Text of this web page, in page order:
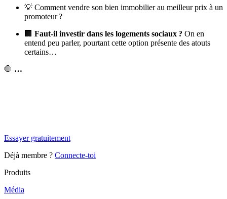
💡 Comment vendre son bien immobilier au meilleur prix à un
promoteur ?
🏢 Faut-il investir dans les logements sociaux ? On en
entend peu parler, pourtant cette option présente des atouts
certains…
🛑 …
Essayer gratuitement
Déjà membre ? Connecte-toi
Produits
Média